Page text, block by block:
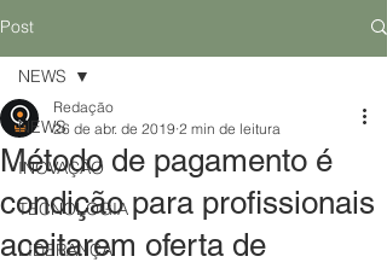
Post
NEWS
INOVAÇÃO
TECNOLOGIA
LIDERANÇA
NEWS
Método de pagamento é
condição para profissionais
aceitarem oferta de
Redação
26 de abr. de 2019 2 min de leitura